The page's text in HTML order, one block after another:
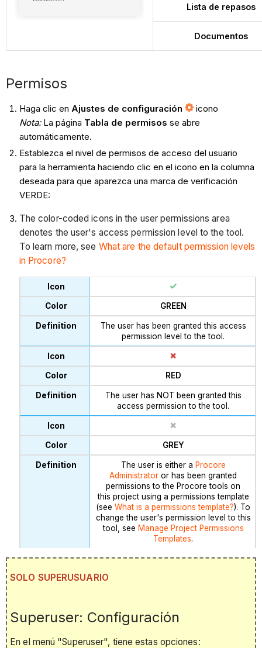
Lista de repasos
Documentos
Permisos
Haga clic en Ajustes de configuración
icono
Nota: La página Tabla de permisos se abre
automáticamente.
Establezca el nivel de permisos de acceso del usuario
para la herramienta haciendo clic en el icono en la columna
deseada para que aparezca una marca de verificación
VERDE:
The color-coded icons in the user permissions area
denotes the user's access permission level to the tool.
To learn more, see What are the default permission levels
in Procore?
GREEN
The user has been granted this access
permission level to the tool.
RED
The user has NOT been granted this
access permission to the tool.
GREY
The user is either a Procore
Administrator or has been granted
permissions to the Procore tools on
this project using a permissions template
(seeWhat is a permissions template?). To
change the user's permission level to this
tool, see Manage Project Permissions
Templates.
SOLO SUPERUSUARIO
Superuser: Configuración
En el menú "Superuser", tiene estas opciones: